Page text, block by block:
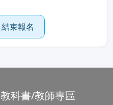
結束報名
教科書/教師專區